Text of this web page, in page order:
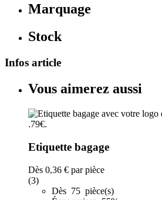
Marquage
Stock
Infos article
Vous aimerez aussi
Etiquette bagage
Dès 0,36 € par pièce
(3)
Dès 75 pièce(s)